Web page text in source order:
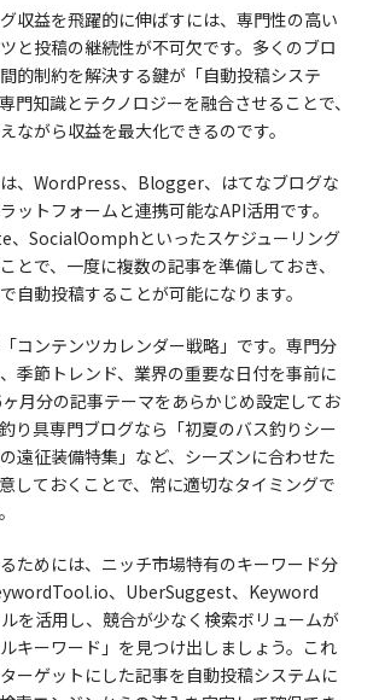
収益を飛躍的に伸ばすには、専門性の高い
と投稿の継続性が不可欠です。多くのブロ
的制約を解決する鍵が「自動投稿システ
門知識とテクノロジーを融合させることで、
ながら収益を最大化できるのです。
、WordPress、Blogger、はてなブログな
ットフォームと連携可能なAPI活用です。
SocialOomphといったスケジューリング
とで、一度に複数の記事を準備しておき、
自動投稿することが可能になります。
コンテンツカレンダー戦略」です。専門分
季節トレンド、業界の重要な日付を事前に
月分の記事テーマをあらかじめ設定してお
り具専門ブログなら「初夏のバス釣りシー
遠征装備特集」など、シーズンに合わせた
しておくことで、常に適切なタイミングで
ためには、ニッチ市場特有のキーワード分
、UberSuggest、Keyword
を活用し、競合が少なく検索ボリュームが
キーワード」を見つけ出しましょう。これ
ーゲットにした記事を自動投稿システムに